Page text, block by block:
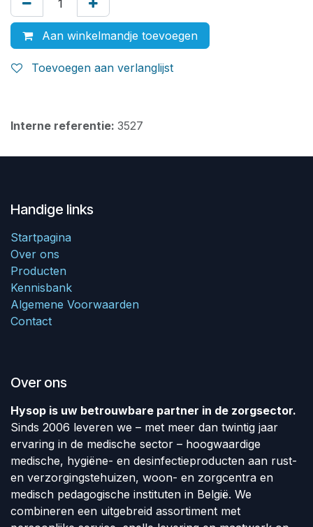
Aan winkelmandje toevoegen
Toevoegen aan verlanglijst
Interne referentie: 3527
Handige links
Startpagina
Over ons
Producten
Kennisbank
Algemene Voorwaarden
Contact
Over ons
Hysop is uw betrouwbare partner in de zorgsector.
Sinds 2006 leveren we – met meer dan twintig jaar
ervaring in de medische sector – hoogwaardige
medische, hygiëne- en desinfectieproducten aan rust-
en verzorgingstehuizen, woon- en zorgcentra en
medisch pedagogische instituten in België. We
combineren een uitgebreid assortiment met